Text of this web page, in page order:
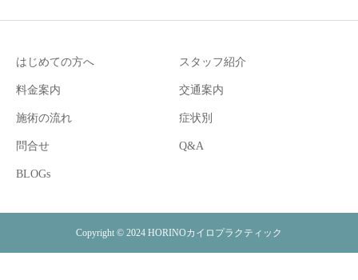
はじめての方へ スタッフ紹介
料金案内 交通案内
施術の流れ 症状別
問合せ Q&A
BLOGs
Copyright © 2024 HORINOカイロプラクティック